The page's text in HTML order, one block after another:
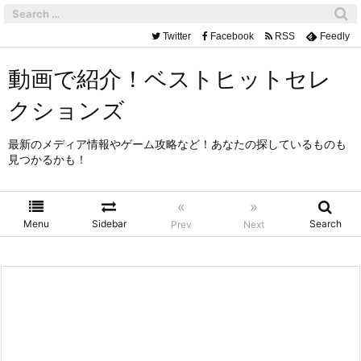
動画で紹介！ベストヒットセレ
クションズ
最新のメディア情報やゲーム攻略など！あなたの探しているものも
見つかるかも！
Menu Sidebar
«
Prev
»
Next Search
Twitter Facebook RSS Feedly